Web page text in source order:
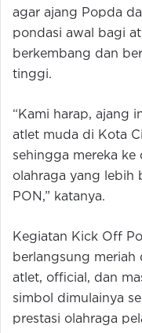
agar ajang Popda
pondasi awal bagi
berkembang dan
tinggi.
“Kami harap, ajang
atlet muda di Kota
sehingga mereka
olahraga yang lebih
PON,” katanya.
Kegiatan Kick Off
berlangsung meriah
atlet, official, dan
simbol dimulainya
prestasi olahraga